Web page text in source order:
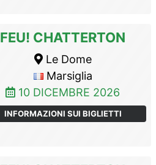
FEU! CHATTERTON
Le Dome
Marsiglia
10 DICEMBRE 2026
INFORMAZIONI SUI BIGLIETTI